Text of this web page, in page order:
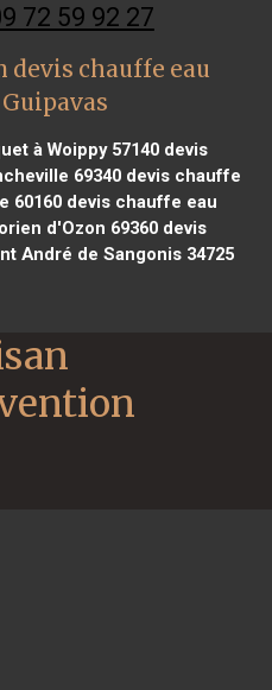
72 59 92 27
chauffe eau
à Woippy 57140 devis
69340 devis chauffe
60160devis chauffe eau
d'Ozon 69360 devis
André de Sangonis 34725